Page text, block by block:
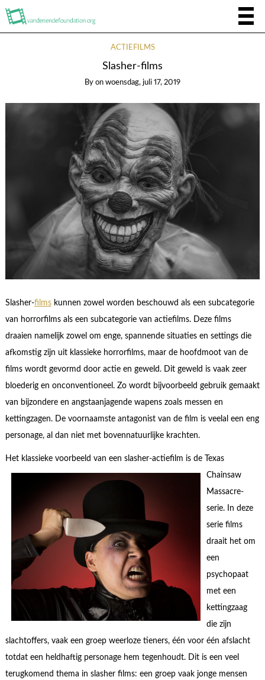
ACTIEFILMS
Slasher-films
By on woensdag, juli 17, 2019
Slasher-filmskunnen zowel worden beschouwd als een subcategorie
van horrorfilms als een subcategorie van actiefilms. Deze films
draaien namelijk zowel om enge, spannende situaties en settings die
afkomstig zijn uit klassieke horrorfilms, maar de hoofdmoot van de
films wordt gevormd door actie en geweld. Dit geweld is vaak zeer
bloederig en onconventioneel. Zo wordt bijvoorbeeld gebruik gemaakt
van bijzondere en angstaanjagende wapens zoals messen en
kettingzagen. De voornaamste antagonist van de film is veelal een eng
personage, al dan niet met bovennatuurlijke krachten.
Het klassieke voorbeeld van een slasher-actiefilm is de Texas
Chainsaw
Massacre-
serie. In deze
serie films
draait het om
een
psychopaat
met een
kettingzaag
die zijn
slachtoffers, vaak een groep weerloze tieners, één voor één afslacht
totdat een heldhaftig personage hem tegenhoudt. Dit is een veel
terugkomend thema in slasher films: een groep vaak jonge mensen